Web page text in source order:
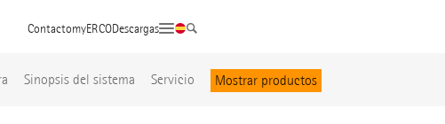
ContactomyERCODescargas
Sinopsis del sistema Servicio Mostrar productos